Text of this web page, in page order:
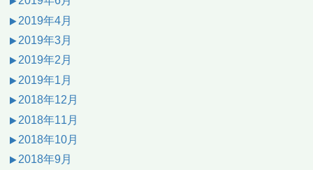
2019年4月
2019年3月
2019年2月
2019年1月
2018年12月
2018年11月
2018年10月
2018年9月